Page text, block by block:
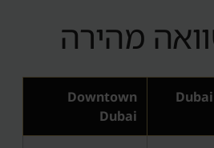
מהירה
Downtown
Dubai